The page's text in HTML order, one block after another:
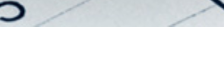
Áreas de Atuação